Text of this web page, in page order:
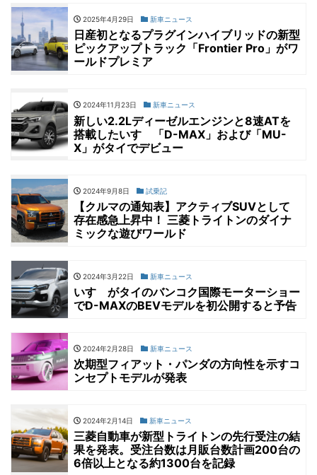
2025年4月29日 新車ニュース
日産初となるプラグインハイブリッドの新型
ピックアップトラック「Frontier Pro」がワ
ールドプレミア
2024年11月23日 新車ニュース
新しい2.2Lディーゼルエンジンと8速ATを
搭載したいすゞ「D-MAX」および「MU-
X」がタイでデビュー
2024年9月8日 試乗記
【クルマの通知表】アクティブSUVとして
存在感急上昇中！ 三菱トライトンのダイナ
ミックな遊びワールド
2024年3月22日 新車ニュース
いすゞがタイのバンコク国際モーターショー
でD-MAXのBEVモデルを初公開すると予告
2024年2月28日 新車ニュース
次期型フィアット・パンダの方向性を示すコ
ンセプトモデルが発表
2024年2月14日 新車ニュース
三菱自動車が新型トライトンの先行受注の結
果を発表。受注台数は月販台数計画200台の
6倍以上となる約1300台を記録